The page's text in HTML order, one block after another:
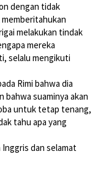
dengan tidak
melakukan tindak
mereka
selalu mengikuti
Rimi bahwa dia
bahwa suaminya akan
untuk tetap tenang,
tahu apa yang
dan selamat